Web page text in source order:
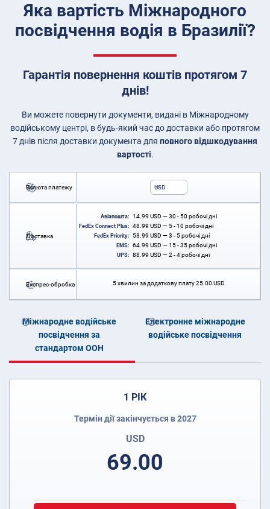
Яка вартість Міжнародного
посвідчення водія в Бразилії?
Гарантія повернення коштів протягом 7
днів!
Ви можете повернути документи, видані в Міжнародному
водійському центрі, в будь-який час до доставки або протягом
7 днів після доставки документа для повного відшкодування
вартості.
Валюта платежу USD
Доставка
Авіапошта: 14.99 USD — 30 - 50 робочі дні
FedEx Connect Plus: 48.99 USD — 5 - 10 робочі дні
FedEx Priority: 53.99 USD — 3 - 5 робочі дні
EMS: 64.99 USD — 15 - 35 робочі дні
UPS: 88.99 USD — 2 - 4 робочі дні
Експрес-обробка 5 хвилин за додаткову плату25.00 USD
Міжнародне водійське
посвідчення за
стандартом ООН
Електронне міжнародне
водійське посвідчення
1 РІК
Термін дії закінчується в 2027
USD
69.00